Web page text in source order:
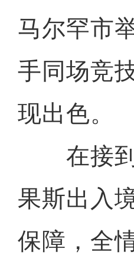
马尔罕市
手同场竞
现出色。
在接到
果斯出入
保障，全